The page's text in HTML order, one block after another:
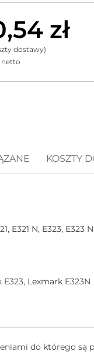
zł
dostawy)
netto
KOSZTY
E321 N, E323, E323 N
Lexmark E323N
do którego są